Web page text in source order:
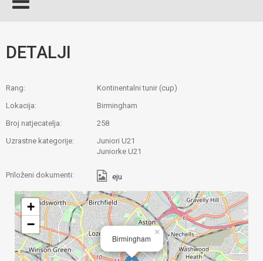
DETALJI
Rang:
Kontinentalni tunir (cup)
Lokacija:
Birmingham
Broj natjecatelja:
258
Uzrastne kategorije:
Juniori U21
Juniorke U21
Priloženi dokumenti: eju
Birmingham
×
+
−